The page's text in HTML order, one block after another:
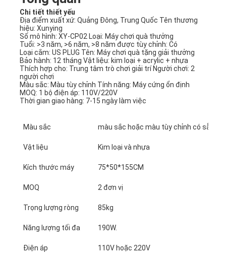
Chi tiết thiết yếu
Địa điểm xuất xứ: Quảng Đông, Trung Quốc Tên thương
hiệu: Xunying
Số mô hình: XY-CP02 Loại: Máy chơi quà thưởng
Tuổi: >3 năm, >6 năm, >8 năm được tùy chỉnh: Có
Loại cắm: US PLUG Tên: Máy chơi quà tặng giải thưởng
Bảo hành: 12 tháng Vật liệu: kim loại + acrylic + nhựa
Thích hợp cho: Trung tâm trò chơi giải trí Người chơi: 2
người chơi
Màu sắc: Màu tùy chỉnh Tính năng: Máy cứng ổn định
MOQ: 1 bộ điện áp: 110V/220V
Thời gian giao hàng: 7-15 ngày làm việc
Màu sắc màu sắc hoặc màu tùy chỉnh có sẵn
Vật liệu Kim loại và nhựa
Kích thước máy 75*50*155CM
MOQ 2 đơn vị
Trọng lượng ròng 85kg
Năng lượng tối đa 190W.
Điện áp 110V hoặc 220V